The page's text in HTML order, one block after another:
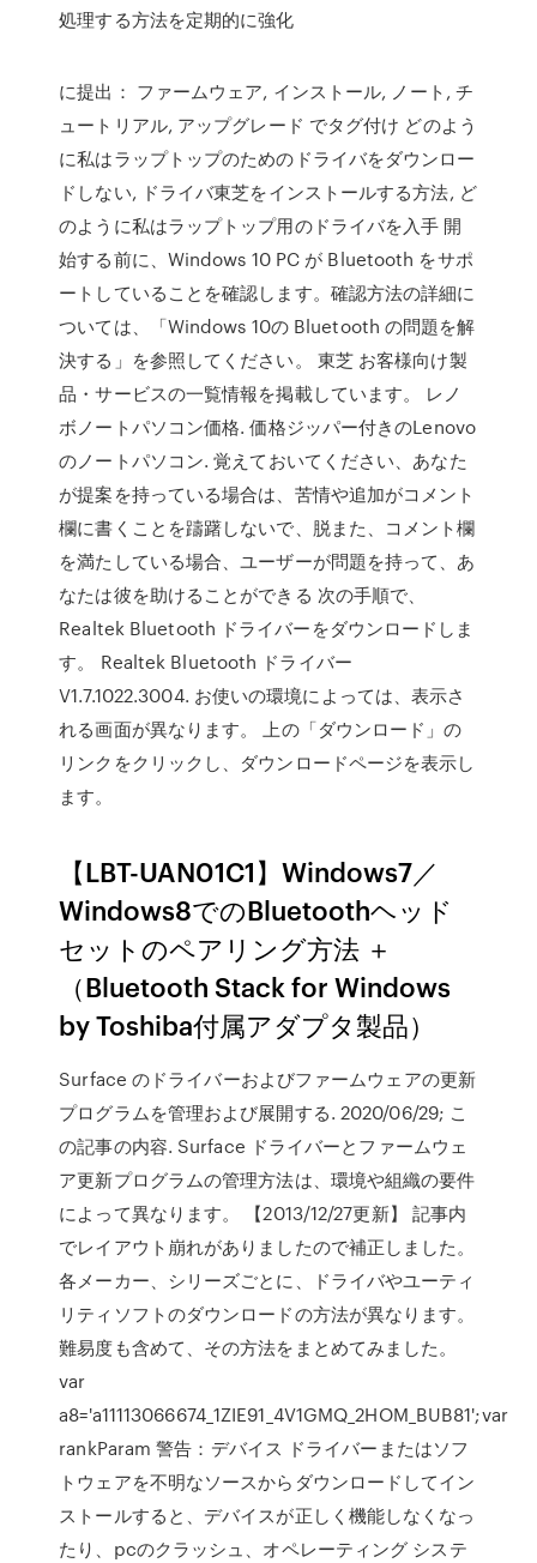
処理する方法を定期的に強化
に提出： ファームウェア, インストール, ノート, チ
ュートリアル, アップグレード でタグ付け どのよう
に私はラップトップのためのドライバをダウンロー
ドしない, ドライバ東芝をインストールする方法, ど
のように私はラップトップ用のドライバを入手 開
始する前に、Windows 10 PC が Bluetooth をサポ
ートしていることを確認します。確認方法の詳細に
ついては、「Windows 10の Bluetooth の問題を解
決する」を参照してください。 東芝 お客様向け製
品・サービスの一覧情報を掲載しています。 レノ
ボノートパソコン価格. 価格ジッパー付きのLenovo
のノートパソコン. 覚えておいてください、あなた
が提案を持っている場合は、苦情や追加がコメント
欄に書くことを躊躇しないで、脱また、コメント欄
を満たしている場合、ユーザーが問題を持って、あ
なたは彼を助けることができる 次の手順で、
Realtek Bluetooth ドライバーをダウンロードしま
す。 Realtek Bluetooth ドライバー
V1.7.1022.3004. お使いの環境によっては、表示さ
れる画面が異なります。 上の「ダウンロード」の
リンクをクリックし、ダウンロードページを表示し
ます。
【LBT-UAN01C1】Windows7／
Windows8でのBluetoothヘッド
セットのペアリング方法 ＋
（Bluetooth Stack for Windows
by Toshiba付属アダプタ製品）
Surface のドライバーおよびファームウェアの更新
プログラムを管理および展開する. 2020/06/29; こ
の記事の内容. Surface ドライバーとファームウェ
ア更新プログラムの管理方法は、環境や組織の要件
によって異なります。 【2013/12/27更新】 記事内
でレイアウト崩れがありましたので補正しました。
各メーカー、シリーズごとに、ドライバやユーティ
リティソフトのダウンロードの方法が異なります。
難易度も含めて、その方法をまとめてみました。
var
a8='a11113066674_1ZIE91_4V1GMQ_2HOM_BUB81';var
rankParam 警告：デバイス ドライバーまたはソフ
トウェアを不明なソースからダウンロードしてイン
ストールすると、デバイスが正しく機能しなくなっ
たり、pcのクラッシュ、オペレーティング システ